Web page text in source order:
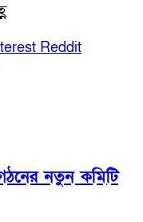
Reddit
নতুন কমিটি